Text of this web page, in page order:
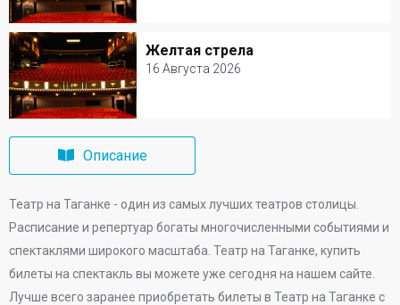
15 Августа 2026
Театр на Таганке
Билеты от 3000 р.
Желтая стрела
16 Августа 2026
Желтая стрела
16 Августа 2026
Билеты от 3000 р.
Описание
Театр на Таганке - один из самых лучших театров столицы.
Расписание и репертуар богаты многочисленными событиями и
спектаклями широкого масштаба. Театр на Таганке, купить
билеты на спектакль вы можете уже сегодня на нашем сайте.
Лучше всего заранее приобретать билеты в Театр на Таганке с